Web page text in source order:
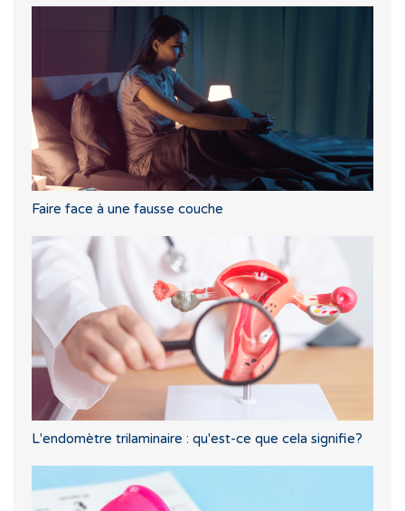
Faire face à une fausse couche
L'endomètre trilaminaire : qu'est-ce que cela signifie?